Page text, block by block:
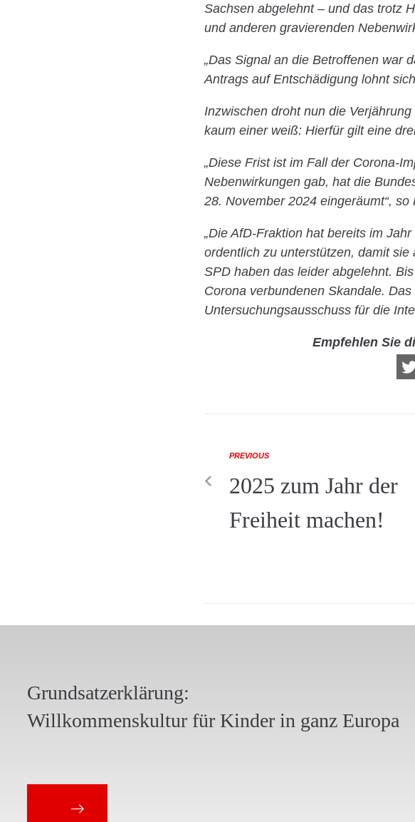
Sachsen abgelehnt – und das trotz
und anderen gravierenden
„Das Signal an die Betroffenen war
Antrags auf Entschädigung lohnt
Inzwischen droht nun die
kaum einer weiß: Hierfür gilt eine
„Diese Frist ist im Fall der Corona-
Nebenwirkungen gab, hat die
28. November 2024 eingeräumt“, so
„Die AfD-Fraktion hat bereits im
ordentlich zu unterstützen, damit
SPD haben das leider abgelehnt.
Corona verbundenen Skandale.
Untersuchungsausschuss für die
Empfehlen Sie
PREVIOUS
2025 zum Jahr der
Freiheit machen!
Grundsatzerklärung:
Willkommenskultur für Kinder in ganz Europa